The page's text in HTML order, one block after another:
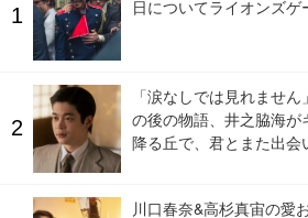
日についてライオンズゲ
「涙なしでは見れませ
の後の物語、井之脇海が
降る丘で、君とまた出会
川口春奈&高杉真宙の愛